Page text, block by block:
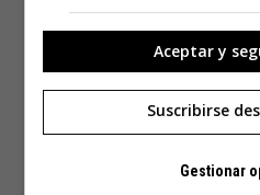
Aceptar y
Suscribirse
Gestionar